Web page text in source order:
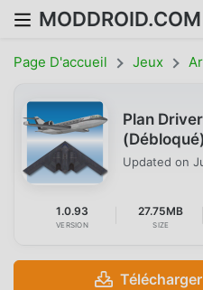
MODDROID.COM
Page D'accueil Jeux
Plan
Updated on
1.0.93
VERSION
27.75MB
SIZE